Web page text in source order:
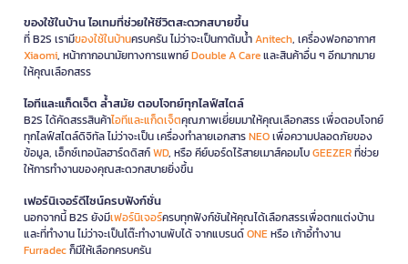
ของใช้ในบ้าน ไอเทมที่ช่วยให้ชีวิตสะดวกสบายขึ้น
ที่ B2S เรามีของใช้ในบ้านครบครัน ไม่ว่าจะเป็นกาต้มน้ำAnitech, เครื่องฟอกอากาศ
Xiaomi, หน้ากากอนามัยทางการแพทย์Double A Careและสินค้าอื่น ๆ อีกมากมาย
ให้คุณเลือกสรร
ไอทีและแก็ดเจ็ต ล้ำสมัย ตอบโจทย์ทุกไลฟ์สไตล์
B2S ได้คัดสรรสินค้าไอทีและแก็ดเจ็ตคุณภาพเยี่ยมมาให้คุณเลือกสรร เพื่อตอบโจทย์
ทุกไลฟ์สไตล์ดิจิทัล ไม่ว่าจะเป็น เครื่องทำลายเอกสารNEOเพื่อความปลอดภัยของ
ข้อมูล, เอ็กซ์เทอนัลฮาร์ดดิสก์WD, หรือ คีย์บอร์ดไร้สายเมาส์คอมโบGEEZERที่ช่วย
ให้การทำงานของคุณสะดวกสบายยิ่งขึ้น
เฟอร์นิเจอร์ดีไซน์ครบฟังก์ชั่น
นอกจากนี้ B2S ยังมีเฟอร์นิเจอร์ครบทุกฟังก์ชันให้คุณได้เลือกสรรเพื่อตกแต่งบ้าน
และที่ทำงาน ไม่ว่าจะเป็นโต๊ะทำงานพับได้ จากแบรนด์ONEหรือ เก้าอี้ทำงาน
Furradecก็มีให้เลือกครบครัน